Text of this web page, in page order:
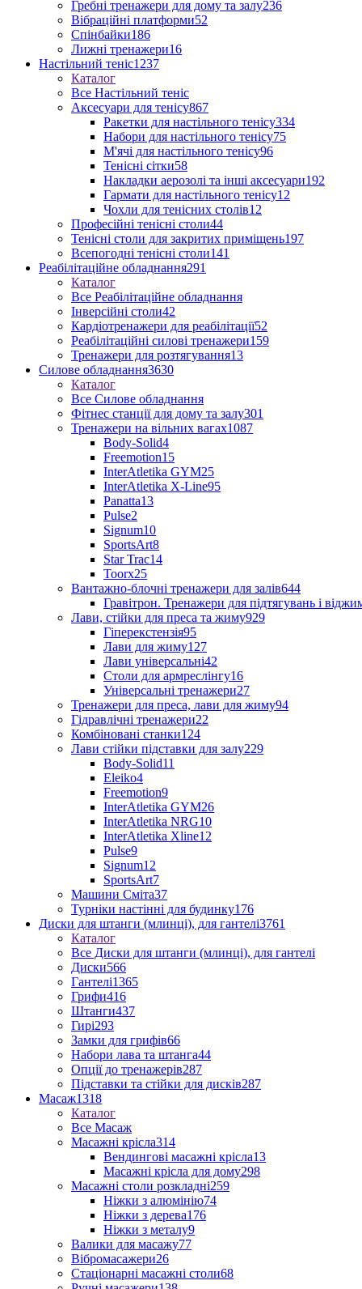
Гребні тренажери для дому та залу236
Вібраційні платформи52
Спінбайки186
Лижні тренажери16
Настільний теніс1237
Каталог
Все Настільний теніс
Аксесуари для тенісу867
Ракетки для настільного тенісу334
Набори для настільного тенісу75
М'ячі для настільного тенісу96
Тенісні сітки58
Накладки аерозолі та інші аксесуари192
Гармати для настільного тенісу12
Чохли для тенісних столів12
Професійні тенісні столи44
Тенісні столи для закритих приміщень197
Всепогодні тенісні столи141
Реабілітаційне обладнання291
Каталог
Все Реабілітаційне обладнання
Інверсійні столи42
Кардіотренажери для реабілітації52
Реабілітаційні силові тренажери159
Тренажери для розтягування13
Силове обладнання3630
Каталог
Все Силове обладнання
Фітнес станції для дому та залу301
Тренажери на вільних вагах1087
Body-Solid4
Freemotion15
InterAtletika GYM25
InterAtletika X-Line95
Panatta13
Pulse2
Signum10
SportsArt8
Star Trac14
Toorx25
Вантажно-блочні тренажери для залів644
Гравітрон. Тренажери для підтягувань і
Лави, стійки для преса та жиму929
Гіперекстензія95
Лави для жиму127
Лави універсальні42
Столи для армреслінгу16
Універсальні тренажери27
Тренажери для преса, лави для жиму94
Гідравлічні тренажери22
Комбіновані станки124
Лави стійки підставки для залу229
Body-Solid11
Eleiko4
Freemotion9
InterAtletika GYM26
InterAtletika NRG10
InterAtletika Xline12
Pulse9
Signum12
SportsArt7
Машини Сміта37
Турніки настінні для будинку176
Диски для штанги (млинці), для гантелі3761
Каталог
Все Диски для штанги (млинці), для гантелі
Диски566
Гантелі1365
Грифи416
Штанги437
Гирі293
Замки для грифів66
Набори лава та штанга44
Опції до тренажерів287
Підставки та стійки для дисків287
Масаж1318
Каталог
Все Масаж
Масажні крісла314
Вендингові масажні крісла13
Масажні крісла для дому298
Масажні столи розкладні259
Ніжки з алюмінію74
Ніжки з дерева176
Ніжки з металу9
Валики для масажу77
Вібромасажери26
Стаціонарні масажні столи68